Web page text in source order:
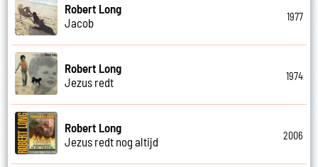
Robert Long
Jacob
1977
Robert Long
Jezus redt
1974
Robert Long
Jezus redt nog altijd
2006